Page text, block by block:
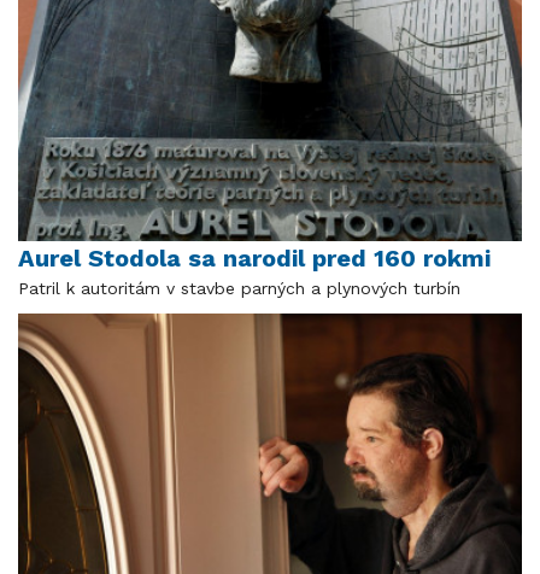
Aurel Stodola sa narodil pred 160 rokmi
Patril k autoritám v stavbe parných a plynových turbín